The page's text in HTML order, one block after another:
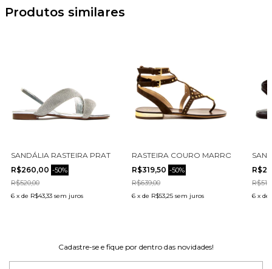
Produtos similares
CECCONELLO 2498003-1
SANDÁLIA RASTEIRA PRATA CECCONELLO 2266005-1
R$260,00 -50%
R$520,00
6 x de R$43,33 sem juros
RASTEIRA COURO MARROM
R$319,50 -50%
R$639,00
6 x de R$53,25 sem juros 6 xde
Cadastre-se e fique por dentro das novidades!